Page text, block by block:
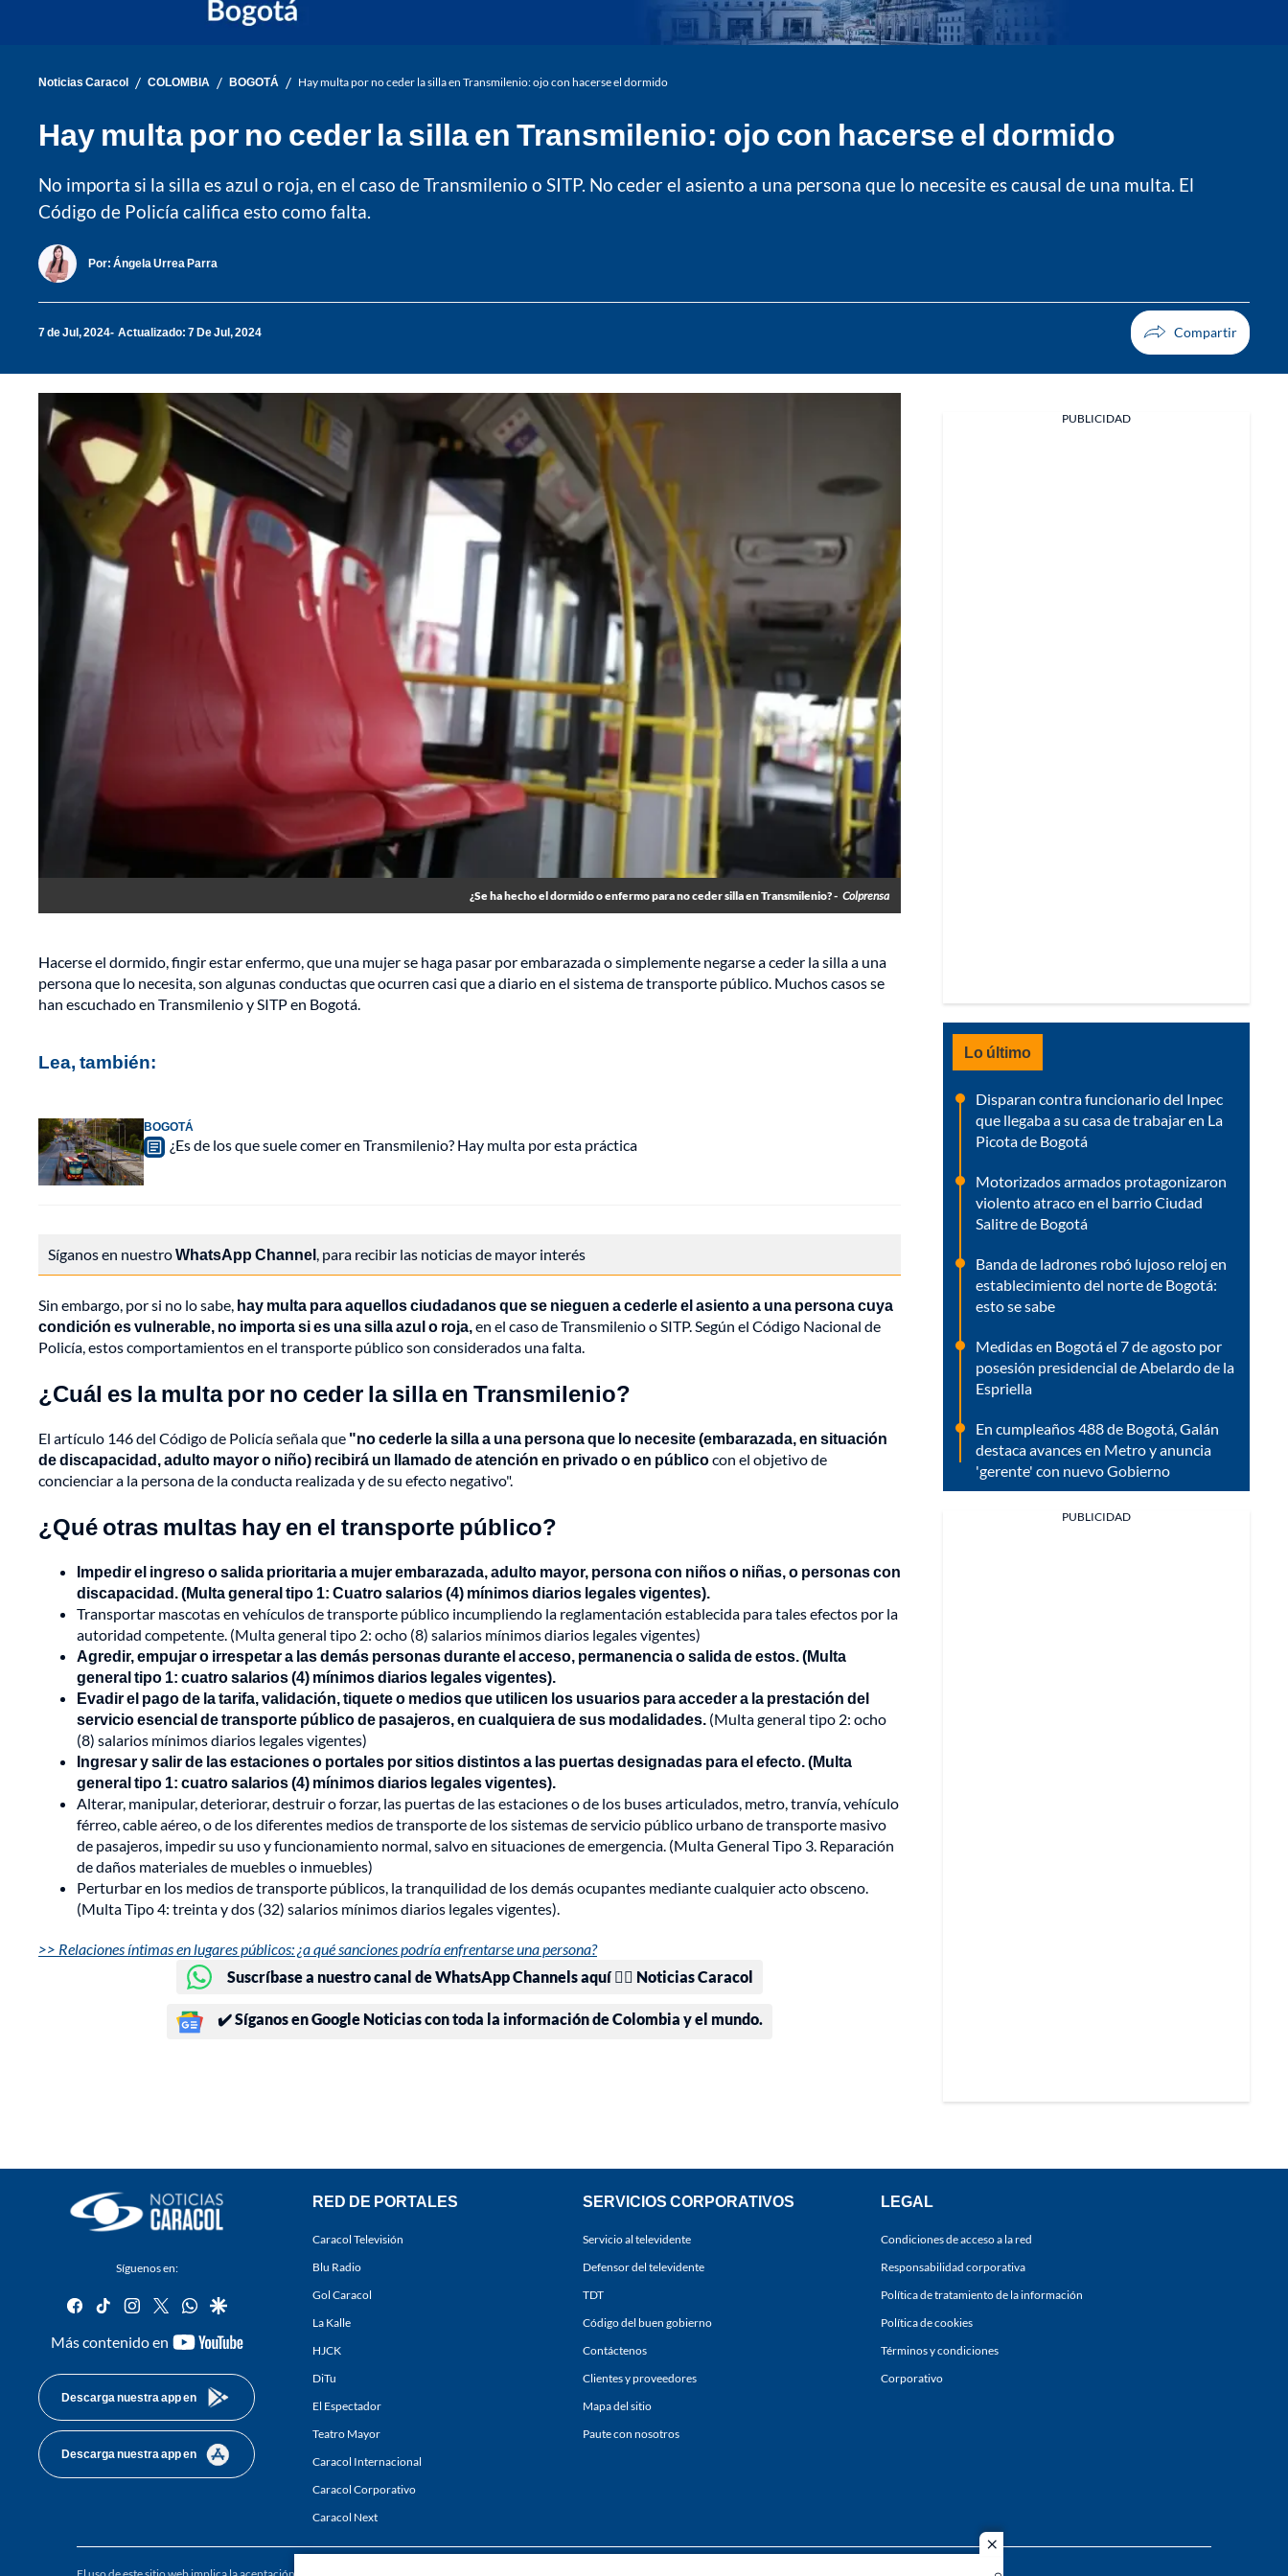
close
Noticias Caracol / COLOMBIA / BOGOTÁ / Hay multa por no ceder la silla en Transmilenio: ojo con hacerse el dormido
Hay multa por no ceder la silla en Transmilenio: ojo con hacerse el dormido
No importa si la silla es azul o roja, en el caso de Transmilenio o SITP. No ceder el asiento a una persona que lo necesite es causal de una multa. El
Código de Policía califica esto como falta.
Por: Ángela Urrea Parra
7 de Jul, 2024 Actualizado: 7 De Jul, 2024
¿Se ha hecho el dormido o enfermo para no ceder silla en Transmilenio? - Colprensa
Hacerse el dormido, fingir estar enfermo, que una mujer se haga pasar por embarazada o simplemente negarse a ceder la silla a una
persona que lo necesita, son algunas conductas que ocurren casi que a diario en el sistema de transporte público. Muchos casos se
han escuchado en Transmilenio y SITP en Bogotá.
Lea, también:
BOGOTÁ
¿Es de los que suele comer en Transmilenio? Hay multa por esta práctica
Síganos en nuestroWhatsApp Channel, para recibir las noticias de mayor interés
Sin embargo, por si no lo sabe, hay multa para aquellos ciudadanos que se nieguen a cederle el asiento a una persona cuya
condición es vulnerable, no importa si es una silla azul o roja,en el caso de Transmilenio o SITP. Según el Código Nacional de
Policía, estos comportamientos en el transporte público son considerados una falta.
¿Cuál es la multa por no ceder la silla en Transmilenio?
El artículo 146 del Código de Policía señala que "no cederle la silla a una persona que lo necesite (embarazada, en situación
de discapacidad, adulto mayor o niño) recibirá un llamado de atención en privado o en públicocon el objetivo de
concienciar a la persona de la conducta realizada y de su efecto negativo".
¿Qué otras multas hay en el transporte público?
Impedir el ingreso o salida prioritaria a mujer embarazada, adulto mayor, persona con niños o niñas, o personas con
discapacidad. (Multa general tipo 1: Cuatro salarios (4) mínimos diarios legales vigentes).
Transportar mascotas en vehículos de transporte público incumpliendo la reglamentación establecida para tales efectos por la
autoridad competente. (Multa general tipo 2: ocho (8) salarios mínimos diarios legales vigentes)
Agredir, empujar o irrespetar a las demás personas durante el acceso, permanencia o salida de estos. (Multa
general tipo 1: cuatro salarios (4) mínimos diarios legales vigentes).
Evadir el pago de la tarifa, validación, tiquete o medios que utilicen los usuarios para acceder a la prestación del
servicio esencial de transporte público de pasajeros, en cualquiera de sus modalidades. (Multa general tipo 2: ocho
(8) salarios mínimos diarios legales vigentes)
Ingresar y salir de las estaciones o portales por sitios distintos a las puertas designadas para el efecto. (Multa
general tipo 1: cuatro salarios (4) mínimos diarios legales vigentes).
Alterar, manipular, deteriorar, destruir o forzar, las puertas de las estaciones o de los buses articulados, metro, tranvía, vehículo
férreo, cable aéreo, o de los diferentes medios de transporte de los sistemas de servicio público urbano de transporte masivo
de pasajeros, impedir su uso y funcionamiento normal, salvo en situaciones de emergencia. (Multa General Tipo 3. Reparación
de daños materiales de muebles o inmuebles)
Perturbar en los medios de transporte públicos, la tranquilidad de los demás ocupantes mediante cualquier acto obsceno.
(Multa Tipo 4: treinta y dos (32) salarios mínimos diarios legales vigentes).
>> Relaciones íntimas en lugares públicos: ¿a qué sanciones podría enfrentarse una persona?
Suscríbase a nuestro canal de WhatsApp Channels aquí 👉🏻 Noticias Caracol
✔️ Síganos en Google Noticias con toda la información de Colombia y el mundo.
PUBLICIDAD
Lo último
Disparan contra funcionario del Inpec
que llegaba a su casa de trabajar en La
Picota de Bogotá
Motorizados armados protagonizaron
violento atraco en el barrio Ciudad
Salitre de Bogotá
Banda de ladrones robó lujoso reloj en
establecimiento del norte de Bogotá:
esto se sabe
Medidas en Bogotá el 7 de agosto por
posesión presidencial de Abelardo de la
Espriella
En cumpleaños 488 de Bogotá, Galán
destaca avances en Metro y anuncia
'gerente' con nuevo Gobierno
PUBLICIDAD
Síguenos en:
facebook
tiktok instagram
twitterwhatsapp
google
Más contenido en
youtube-
Descarga nuestra app en
Descarga nuestra app en
RED DE PORTALES
Caracol Televisión
Blu Radio
Gol Caracol
La Kalle
HJCK
DiTu
El Espectador
Teatro Mayor
Caracol Internacional
Caracol Corporativo
Caracol Next
SERVICIOS CORPORATIVOS
Servicio al televidente
Defensor del televidente
TDT
Código del buen gobierno
Contáctenos
Clientes y proveedores
Mapa del sitio
Paute con nosotros
LEGAL
Condiciones de acceso a la red
Responsabilidad corporativa
Política de tratamiento de la información
Política de cookies
Términos y condiciones
Corporativo